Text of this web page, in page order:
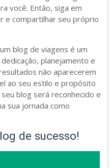
você. Então, siga em
e compartilhar seu próprio
blog de viagens é um
planejamento e
não aparecerem
ao seu estilo e propósito
blog será reconhecido e
sua jornada como
de sucesso!